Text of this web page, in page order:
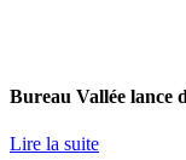
Bureau Vallée lance
Lire la suite